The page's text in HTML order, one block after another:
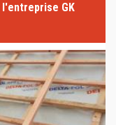
GK